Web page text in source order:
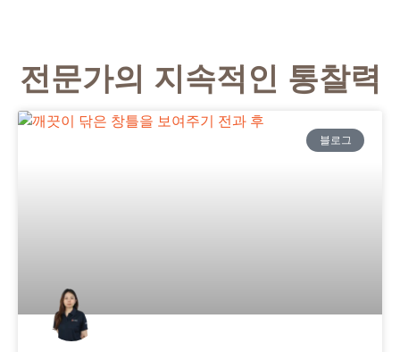
전문가의 지속적인 통찰력
블로그